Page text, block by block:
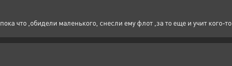
что ,обидели маленького, снесли ему флот ,за то еще и учит кого-то